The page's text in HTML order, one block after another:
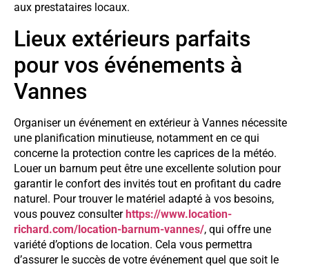
aux prestataires locaux.
Lieux extérieurs parfaits
pour vos événements à
Vannes
Organiser un événement en extérieur à Vannes nécessite
une planification minutieuse, notamment en ce qui
concerne la protection contre les caprices de la météo.
Louer un barnum peut être une excellente solution pour
garantir le confort des invités tout en profitant du cadre
naturel. Pour trouver le matériel adapté à vos besoins,
vous pouvez consulterhttps://www.location-
richard.com/location-barnum-vannes/, qui offre une
variété d’options de location. Cela vous permettra
d’assurer le succès de votre événement quel que soit le